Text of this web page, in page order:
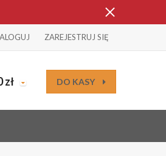
ZAREJESTRUJ SIĘ
zł DO KASY